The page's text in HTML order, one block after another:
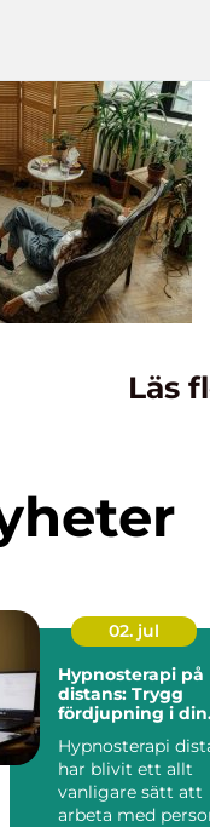
Läs
02. jul
Hypnosterapi på
distans: Trygg
fördjupning i din
Hypnosterapi
har blivit ett allt
vanligare sätt att
arbeta med